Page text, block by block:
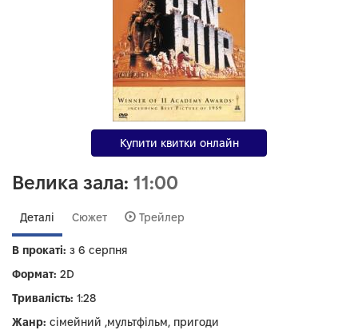
Купити квитки онлайн
Велика зала: 11:00
Деталі Сюжет Трейлер
В прокаті: з 6 серпня
Формат: 2D
Тривалість: 1:28
Жанр: сімейний ,мультфільм, пригоди